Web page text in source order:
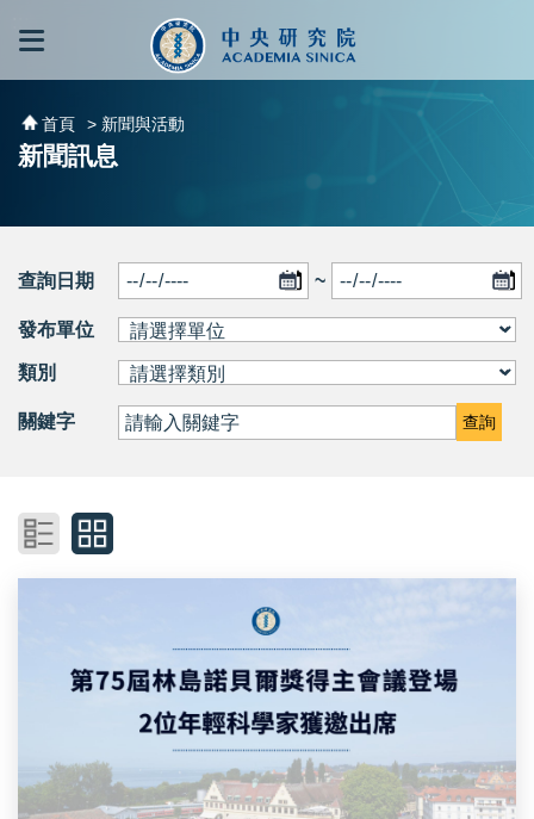
跳到主要內容區塊
首頁 > 新聞與活動
新聞訊息
查詢日期 ~
發布單位
類別
關鍵字 查詢